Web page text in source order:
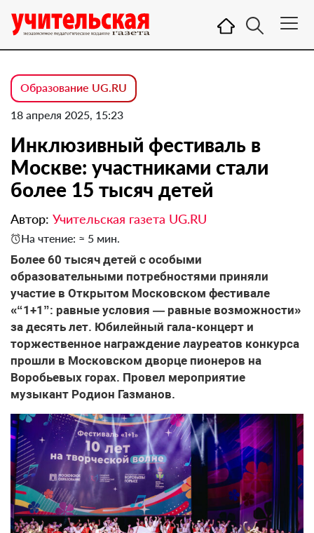
Образование UG.RU
18 апреля 2025, 15:23
Инклюзивный фестиваль в
Москве: участниками стали
более 15 тысяч детей
Автор: Учительская газета UG.RU
На чтение: ≈ 5 мин.
Более 60 тысяч детей с особыми
образовательными потребностями приняли
участие в Открытом Московском фестивале
«“1+1”: равные условия — равные возможности»
за десять лет. Юбилейный гала-концерт и
торжественное награждение лауреатов конкурса
прошли в Московском дворце пионеров на
Воробьевых горах. Провел мероприятие
музыкант Родион Газманов.